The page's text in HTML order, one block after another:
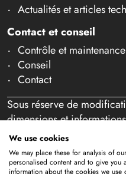
Actualités et articles
Contact et conseil
Contrôle et maintenance
Conseil
Contact
Sous réserve de
dimensions et
titre indicatif. Sous
frappe. Notre offre
professionnels au sens de
We use cookies
We may place these for analysis of
personalised content and to give you
information about the cookies we use